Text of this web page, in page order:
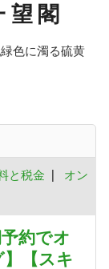
閣
色に濁る硫黄
と税金
オン
約でオ
】【スキ